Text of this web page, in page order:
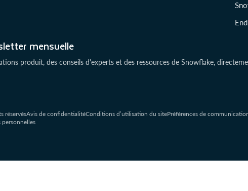
mensuelle
produit, des conseils d'experts et des ressources de Snowflake,
réservésAvis de confidentialitéConditions d’utilisation du sitePréférences de
personnelles